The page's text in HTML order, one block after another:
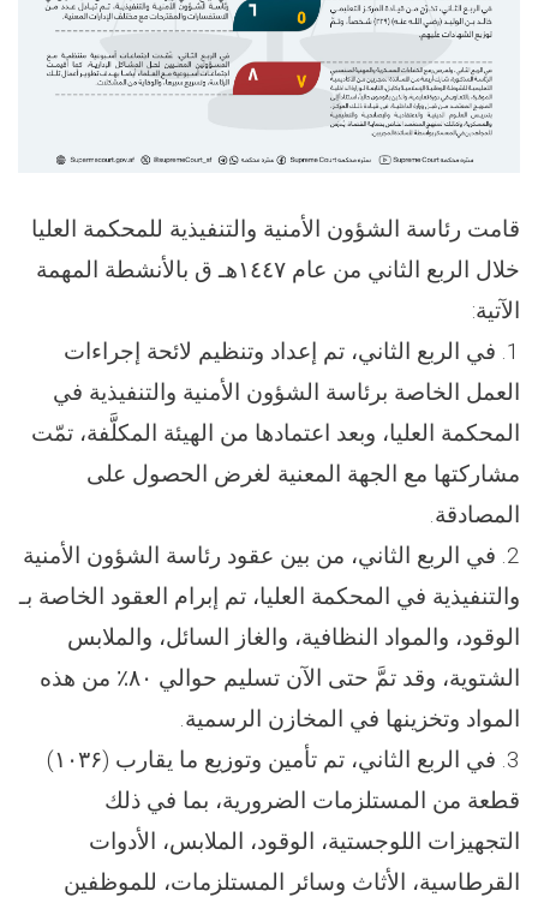
قامت رئاسة الشؤون الأمنية والتنفيذية للمحكمة العليا
خلال الربع الثاني من عام ١٤٤٧هـ ق بالأنشطة المهمة
الآتية:
1. في الربع الثاني، تم إعداد وتنظيم لائحة إجراءات
العمل الخاصة برئاسة الشؤون الأمنية والتنفيذية في
المحكمة العليا، وبعد اعتمادها من الهيئة المكلَّفة، تمّت
مشاركتها مع الجهة المعنية لغرض الحصول على
المصادقة.
2. في الربع الثاني، من بين عقود رئاسة الشؤون الأمنية
والتنفيذية في المحكمة العليا، تم إبرام العقود الخاصة بـ
الوقود، والمواد النظافية، والغاز السائل، والملابس
الشتوية، وقد تمَّ حتى الآن تسليم حوالي ۸۰٪ من هذه
المواد وتخزينها في المخازن الرسمية.
3. في الربع الثاني، تم تأمين وتوزيع ما يقارب (۱۰۳۶)
قطعة من المستلزمات الضرورية، بما في ذلك
التجهيزات اللوجستية، الوقود، الملابس، الأدوات
القرطاسية، الأثاث وسائر المستلزمات، للموظفين